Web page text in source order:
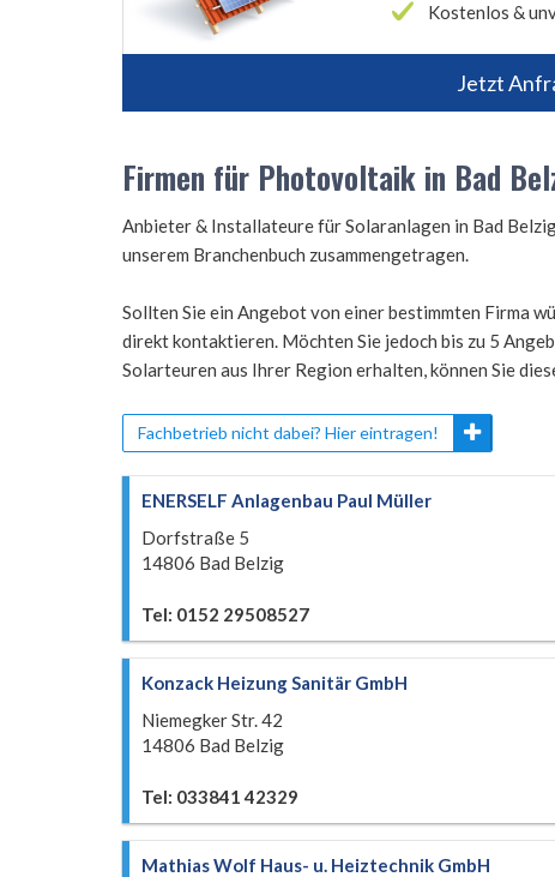
Kostenlos &
Jetzt
Firmen für Photovoltaik in Bad
Anbieter & Installateure für Solaranlagen in Bad
unserem Branchenbuch zusammengetragen.
Sollten Sie ein Angebot von einer bestimmten Firma
direkt kontaktieren. Möchten Sie jedoch bis zu 5
Solarteuren aus Ihrer Region erhalten, können Sie
Fachbetrieb nicht dabei? Hier eintragen!
ENERSELF Anlagenbau Paul Müller
Dorfstraße 5
14806 Bad Belzig
Tel: 0152 29508527
Konzack Heizung Sanitär GmbH
Niemegker Str. 42
14806 Bad Belzig
Tel: 033841 42329
Mathias Wolf Haus- u. Heiztechnik GmbH